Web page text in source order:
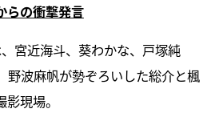
らの衝撃発言
宮近海斗、葵わかな、戸塚純
野波麻帆が勢ぞろいした総介と楓
現場。